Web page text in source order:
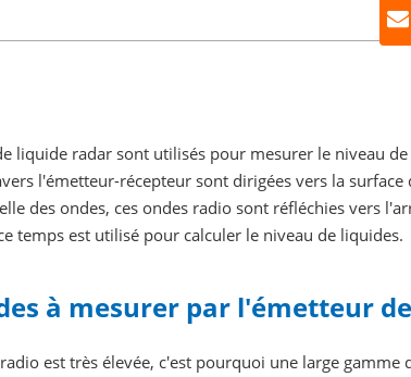
liquide radar sont utilisés pour mesurer le niveau
l'émetteur-récepteur sont dirigées vers la
des ondes, ces ondes radio sont réfléchies vers
temps est utilisé pour calculer le niveau de liquides.
à mesurer par l'émetteur
est très élevée, c'est pourquoi une large gamme